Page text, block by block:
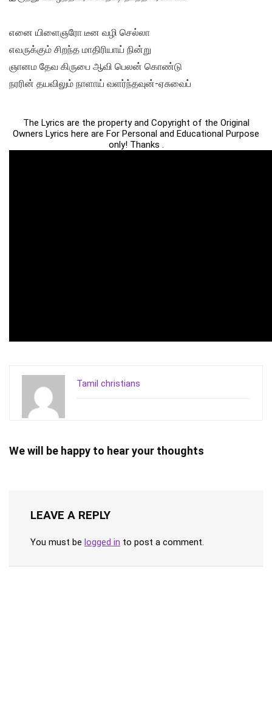
எனை யிளைஞரோ டீன வழி செல்லா
எவருக்கும் சிறந்த மாதிரியாய் நின்று
ஞானம தேவ கிருபை ஆவி பெலன் கொண்டு
நரரின் தயவிலும் நாளாய் வளர்ந்தவுன்-ஏசுவைப்
The Lyrics are the property and Copyright of the Original
Owners Lyrics here are For Personal and Educational Purpose
only! Thanks .
Tamil christians
We will be happy to hear your thoughts
LEAVE A REPLY
You must be logged in to post a comment.